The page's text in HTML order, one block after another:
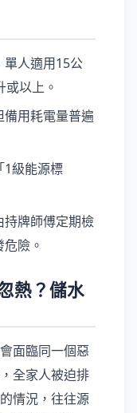
單人適用15公
以上。
用耗電量普遍
1級能源標
持牌師傅定期檢
險。
熱？儲水
面臨同一個惡
全家人被迫排
情況，往往源